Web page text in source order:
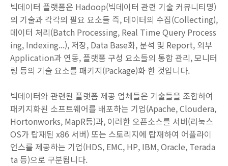
빅데이터 플랫폼은 Hadoop(빅데이터 관련 기술 커뮤니티명)
의 기술과 각각의 필요 요소들 즉, 데이터의 수집(Collecting),
데이터 처리(Batch Processing, Real Time Query Process
ing, Indexing...), 저장, Data Base화, 분석 및 Report, 외부
Application과 연동, 플랫폼 구성 요소들의 통합 관리, 모니터
링 등의 기술 요소를 패키지(Package)화 한 것입니다.
빅데이터와 관련된 플랫폼 제공 업체들은 기술들을 조합하여
패키지화된 소프트웨어를 배포하는 기업(Apache, Cloudera,
Hortonworks, MapR등)과, 이러한 오픈소스를 서버(리눅스
OS가 탑재된 x86 서버) 또는 스토리지에 탑재하여 어플라이
언스를 제공하는 기업(HDS, EMC, HP, IBM, Oracle, Terada
ta 등)으로 구분됩니다.